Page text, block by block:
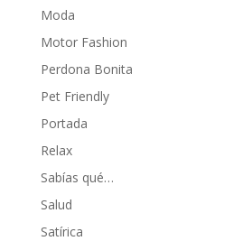
Moda
Motor Fashion
Perdona Bonita
Pet Friendly
Portada
Relax
Sabías qué…
Salud
Satírica